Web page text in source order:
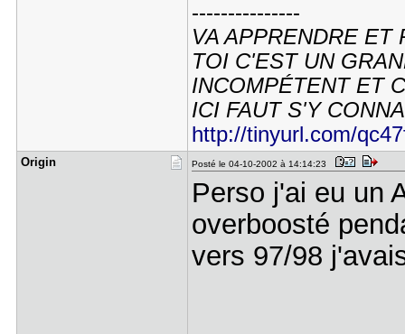
---------------
VA APPRENDRE ET
TOI C'EST UN
INCOMPÉTENT ET
ICI FAUT S'Y
http://tinyurl.com/
Origin Posté le 04-10-2002 à 14:14:23
Perso j'ai eu un
overboosté
vers 97/98